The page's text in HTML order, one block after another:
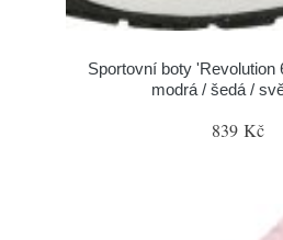
Sportovní boty 'Revolution
modrá / šedá /
839 Kč